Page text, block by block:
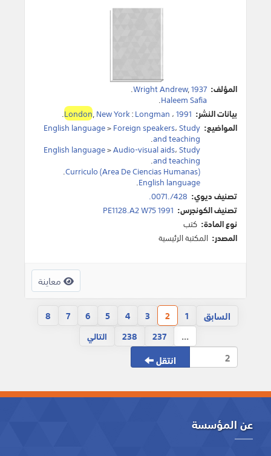
المؤلف: Wright Andrew,1937
.
Haleem Safia
.
بيانات النشر:
London,New York:Longman ،1991
.
المواضيع:
English language>Foreign speakers،Study
and teaching
.
English language>Audio-visual aids،Study
and teaching
.
Curriculo (Area De Ciencias Humanas)
.
English language
.
تصنيف ديوي: 428/.0071.
تصنيف الكونجرس: PE1128.A2 W75 1991
نوع المادة: كتب
المصدر: المكتبة الرئيسية
معاينة
السابق 1
2
3
4
5
6
7
8
...
237
238 التالي
انتقل
عن المؤسسة